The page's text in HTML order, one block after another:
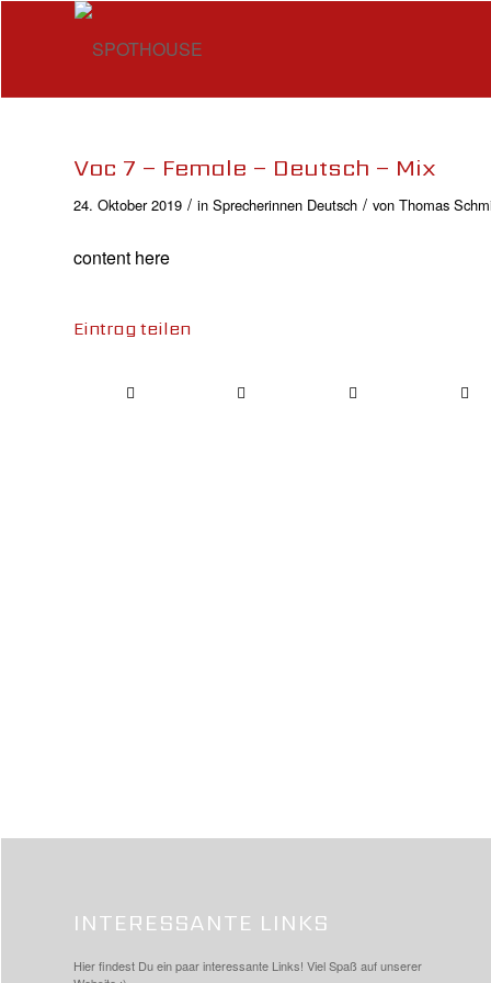
Voc 7 – Female – Deutsch – Mix
24. Oktober 2019 / in Sprecherinnen Deutsch / von Thomas
content here
Eintrag teilen
INTERESSANTE LINKS
Hier findest Du ein paar interessante Links! Viel Spaß auf unserer